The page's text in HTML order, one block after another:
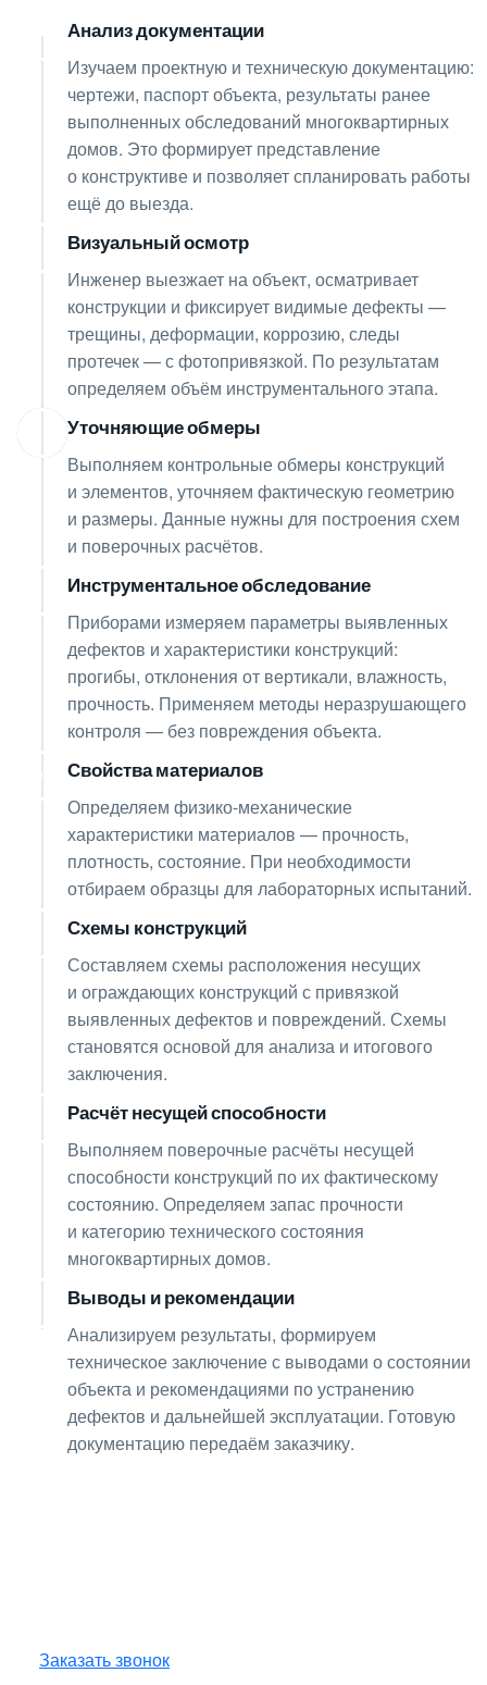
01 Анализ документации
Изучаем проектную и техническую документацию:
чертежи, паспорт объекта, результаты ранее
выполненных обследований многоквартирных
домов. Это формирует представление
о конструктиве и позволяет спланировать работы
ещё до выезда.
Визуальный осмотр
Инженер выезжает на объект, осматривает
конструкции и фиксирует видимые дефекты —
трещины, деформации, коррозию, следы
протечек — с фотопривязкой. По результатам
определяем объём инструментального этапа.
Уточняющие обмеры
Выполняем контрольные обмеры конструкций
и элементов, уточняем фактическую геометрию
и размеры. Данные нужны для построения схем
и поверочных расчётов.
Инструментальное обследование
Приборами измеряем параметры выявленных
дефектов и характеристики конструкций:
прогибы, отклонения от вертикали, влажность,
прочность. Применяем методы неразрушающего
контроля — без повреждения объекта.
05 Свойства материалов
Определяем физико-механические
характеристики материалов — прочность,
плотность, состояние. При необходимости
отбираем образцы для лабораторных испытаний.
Схемы конструкций
Составляем схемы расположения несущих
и ограждающих конструкций с привязкой
выявленных дефектов и повреждений. Схемы
становятся основой для анализа и итогового
заключения.
Расчёт несущей способности
Выполняем поверочные расчёты несущей
способности конструкций по их фактическому
состоянию. Определяем запас прочности
и категорию технического состояния
многоквартирных домов.
Выводы и рекомендации
Анализируем результаты, формируем
техническое заключение с выводами о состоянии
объекта и рекомендациями по устранению
дефектов и дальнейшей эксплуатации. Готовую
документацию передаём заказчику.
Заказать звонок